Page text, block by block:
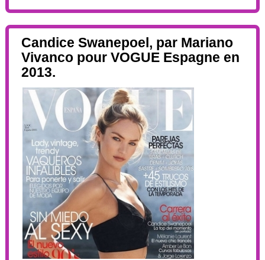
Candice Swanepoel, par Mariano
Vivanco pour VOGUE Espagne en
2013.